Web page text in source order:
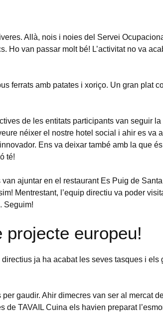
Allà, nois i noies del Servei
Ho van passar molt bé! L’activitat no va
ferrats amb patates i xoriço. Un gran plat
de les entitats participants van seguir
néixer el nostre hotel social i ahir es va
Ens va deixar també amb la que
té!
ajuntar en el restaurant Es Puig de
Mentrestant, l’equip directiu va poder
Seguim!
europeu!
ja ha acabat les seves tasques i els
gaudir. Ahir dimecres van ser al mercat
TAVAIL Cuina els havien preparat